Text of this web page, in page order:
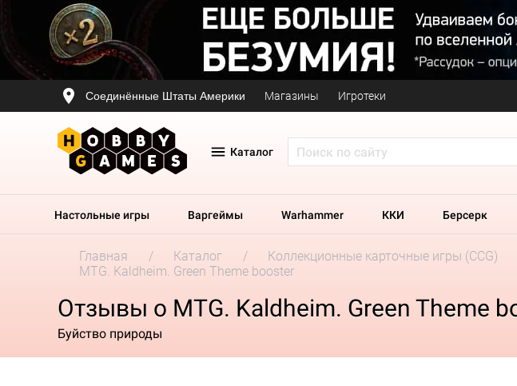
Соединённые Штаты Америки Магазины Игротеки
Каталог
Настольные игры Варгеймы Warhammer ККИ Берсерк
Главная Каталог Коллекционные карточные игры (CCG)
MTG. Kaldheim. Green Theme booster
Отзывы о MTG. Kaldheim. Green Theme
Буйство природы